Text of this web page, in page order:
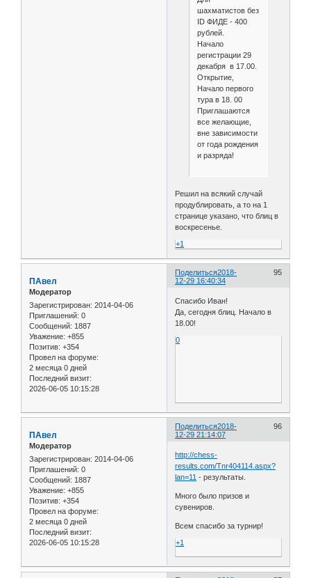
шахматистов без
ID ФИДЕ - 400
рублей.
Начало
регистрации 29
декабря в 17.00.
Открытие,
Начало первого
тура в 18. 00
Приглашаются
все желающие,
вне зависимости
от года рождения
и разряда!
Решил на всякий случай
продублировать, а то на 1
странице указано, что блиц в
воскресенье.
+1
Поделиться 95
2018-
12-29 16:40:34
ПАвел
Модератор
Зарегистрирован: 2014-04-06
Приглашений: 0
Сообщений: 1887
Уважение: +855
Позитив: +354
Провел на форуме:
2 месяца 0 дней
Последний визит:
2026-06-05 10:15:28
Спасибо Иван!
Да, сегодня блиц. Начало в
18.00!
0
Поделиться 96
2018-
12-29 21:14:07
ПАвел
Модератор
Зарегистрирован: 2014-04-06
Приглашений: 0
Сообщений: 1887
Уважение: +855
Позитив: +354
Провел на форуме:
2 месяца 0 дней
Последний визит:
2026-06-05 10:15:28
http://chess-
results.com/Tnr404114.aspx?
lan=11 - результаты.
Много было призов и
сувениров.
Всем спасибо за турнир!
+1